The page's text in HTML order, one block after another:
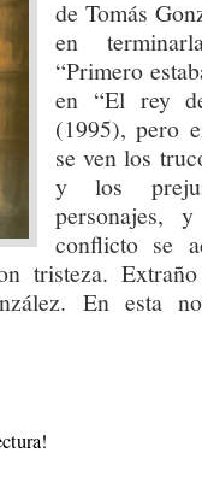
de Tomás
en
“Primero
en “El rey
(1995), pero
se ven los
y los
personajes,
conflicto se
tristeza.
En esta